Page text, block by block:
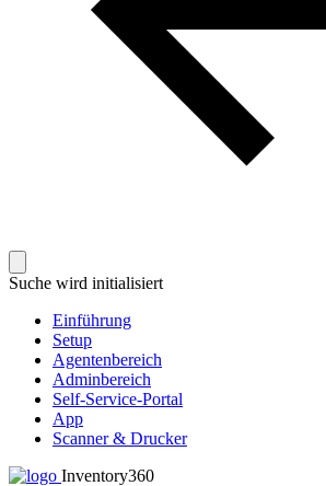
Suche wird initialisiert
Einführung
Setup
Agentenbereich
Adminbereich
Self-Service-Portal
App
Scanner & Drucker
Inventory360